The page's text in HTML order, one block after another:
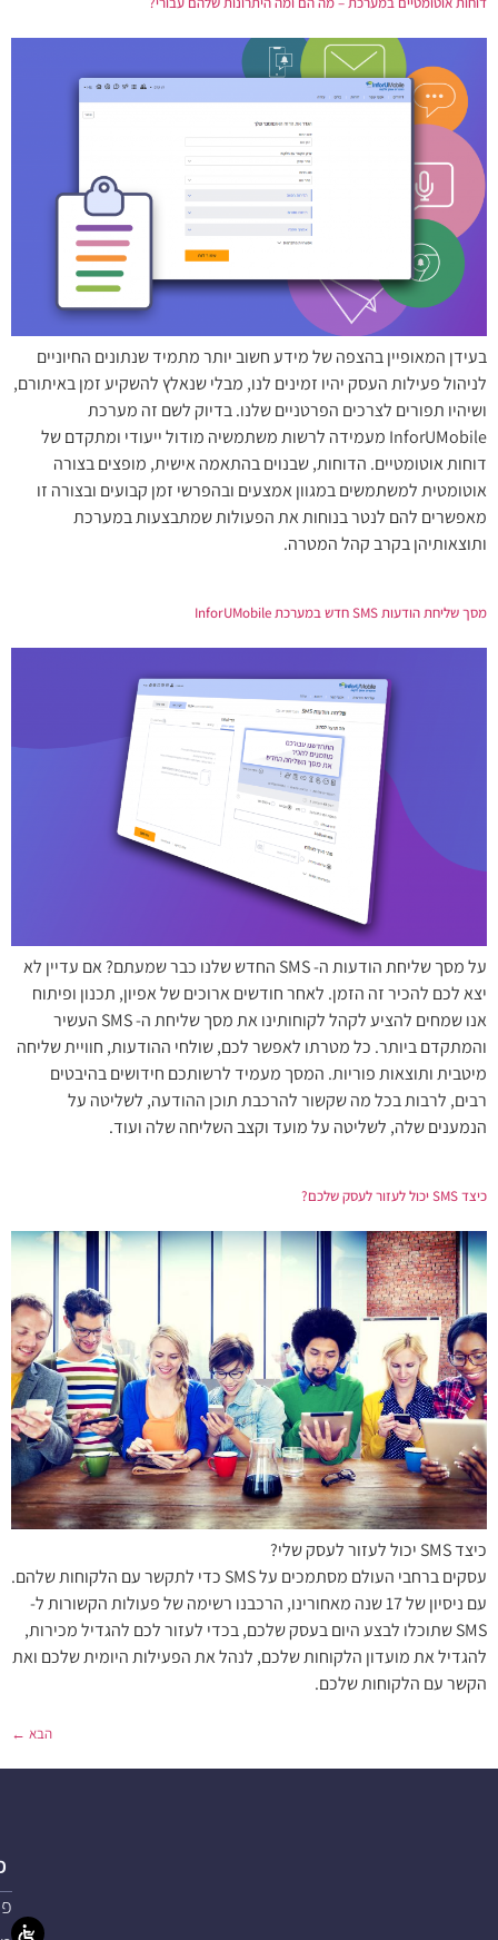
בעידן המאופיין בהצפה של מידע חשוב יותר מתמיד שנתונים החיוניים
לניהול פעילות העסק יהיו זמינים לנו, מבלי שנאלץ להשקיע זמן באיתורם,
ושיהיו תפורים לצרכים הפרטניים שלנו. בדיוק לשם זה מערכת
InforUMobile מעמידה לרשות משתמשיה מודול ייעודי ומתקדם של
דוחות אוטומטיים. הדוחות, שבנוים בהתאמה אישית, מופצים בצורה
אוטומטית למשתמשים במגוון אמצעים ובהפרשי זמן קבועים ובצורה זו
מאפשרים להם לנטר בנוחות את הפעולות שמתבצעות במערכת
ותוצאותיהן בקרב קהל המטרה.
מסך שליחת הודעות SMS חדש במערכת InforUMobile
על מסך שליחת הודעות ה- SMS החדש שלנו כבר שמעתם? אם עדיין לא
יצא לכם להכיר זה הזמן. לאחר חודשים ארוכים של אפיון, תכנון ופיתוח
אנו שמחים להציע לקהל לקוחותינו את מסך שליחת ה- SMS העשיר
והמתקדם ביותר. כל מטרתו לאפשר לכם, שולחי ההודעות, חוויית שליחה
מיטבית ותוצאות פוריות. המסך מעמיד לרשותכם חידושים בהיבטים
רבים, לרבות בכל מה שקשור להרכבת תוכן ההודעה, לשליטה על
הנמענים שלה, לשליטה על מועד וקצב השליחה שלה ועוד.
כיצד SMS יכול לעזור לעסק שלכם?
כיצד SMS יכול לעזור לעסק שלי?
עסקים ברחבי העולם מסתמכים על SMS כדי לתקשר עם הלקוחות שלהם.
עם ניסיון של 17 שנה מאחורינו, הרכבנו רשימה של פעולות הקשורות ל-
SMS שתוכלו לבצע היום בעסק שלכם, בכדי לעזור לכם להגדיל מכירות,
להגדיל את מועדון הלקוחות שלכם, לנהל את הפעילות היומית שלכם ואת
הקשר עם הלקוחות שלכם.
הבא ←